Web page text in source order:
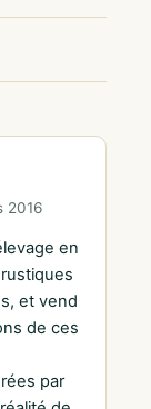
2016
en
et vend
de ces
par